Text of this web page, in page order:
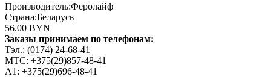
Производитель:Феролайф
Страна:Беларусь
56.00 BYN
Заказы принимаем по телефонам:
Тэл.: (0174) 24-68-41
МТС: +375(29)857-48-41
А1: +375(29)696-48-41